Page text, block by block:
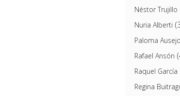
Néstor Trujillo
Nuria Alberti
Paloma Ausejo
Rafael Ansón
Raquel García
Regina